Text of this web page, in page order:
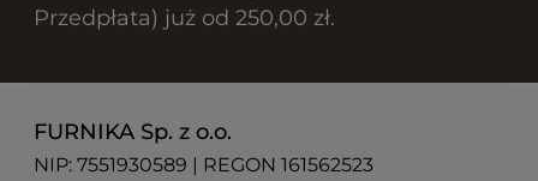
Przedpłata) już od 250,00 zł.
FURNIKA Sp. z o.o.
NIP: 7551930589 | REGON 161562523